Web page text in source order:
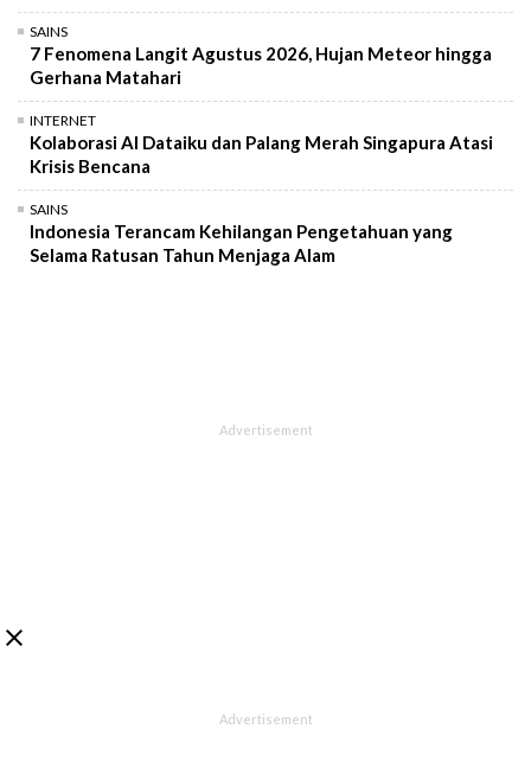
SAINS
7 Fenomena Langit Agustus 2026, Hujan Meteor hingga
Gerhana Matahari
INTERNET
Kolaborasi AI Dataiku dan Palang Merah Singapura Atasi
Krisis Bencana
SAINS
Indonesia Terancam Kehilangan Pengetahuan yang
Selama Ratusan Tahun Menjaga Alam
